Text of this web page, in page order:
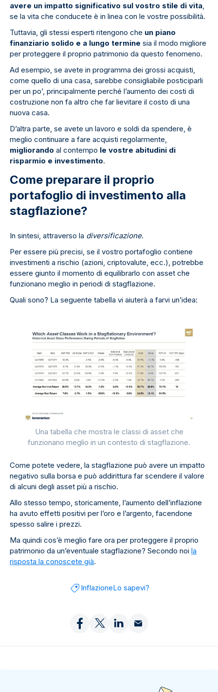
avere un impatto significativo sul vostro stile di vita
se la vita che conducete è in linea con le vostre possibilità.
Tuttavia, gli stessi esperti ritengono che un piano
finanziario solido e a lungo termine sia il modo migliore
per proteggere il proprio patrimonio da questo fenomeno.
Ad esempio, se avete in programma dei grossi acquisti,
come quello di una casa, sarebbe consigliabile posticiparli
per un po’, principalmente perché l’aumento dei costi di
costruzione non fa altro che far lievitare il costo di una
nuova casa.
D’altra parte, se avete un lavoro e soldi da spendere, è
meglio continuare a fare acquisti regolarmente,
migliorando al contempo le vostre abitudini di
risparmio e investimento.
Come preparare il proprio
portafoglio di investimento alla
stagflazione?
In sintesi, attraverso la diversificazione.
Per essere più precisi, se il vostro portafoglio contiene
investimenti a rischio (azioni, criptovalute, ecc.), potrebbe
essere giunto il momento di equilibrarlo con asset che
funzionano meglio in periodi di stagflazione.
Quali sono? La seguente tabella vi aiuterà a farvi un’idea:
Una tabella che mostra le classi di asset che
funzionano meglio in un contesto di stagflazione.
Come potete vedere, la stagflazione può avere un impatto
negativo sulla borsa e può addirittura far scendere il valore
di alcuni degli asset più a rischio.
Allo stesso tempo, storicamente, l’aumento dell’inflazione
ha avuto effetti positivi per l’oro e l’argento, facendone
spesso salire i prezzi.
Ma quindi cos’è meglio fare ora per proteggere il proprio
patrimonio da un’eventuale stagflazione? Secondo noi la
risposta la conoscete già.
InflazioneLo sapevi?